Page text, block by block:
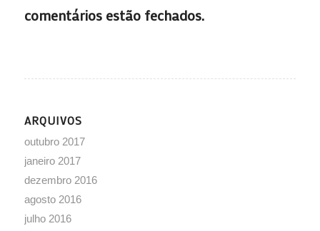
comentários estão fechados.
ARQUIVOS
outubro 2017
janeiro 2017
dezembro 2016
agosto 2016
julho 2016